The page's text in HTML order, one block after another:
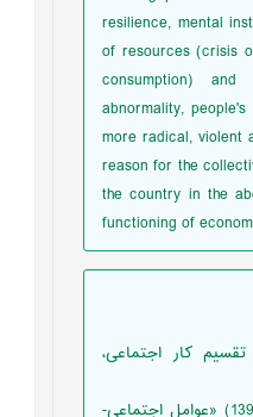
resilience, mental
of resources (crisis
consumption)
abnormality,
more radical, violent
reason for the
the country in the
functioning of
درباره تقسیم‌ کار اجتماعی،
شاطریان، محسن و دیگران (1393) «عوامل اجتماعی-